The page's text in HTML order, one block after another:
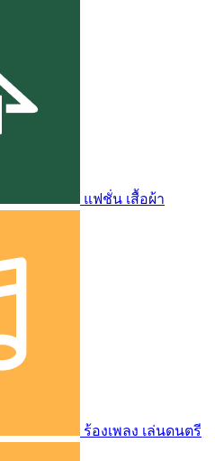
แฟชั่น เสื้อผ้า
ร้องเพลง เล่นดนตรี